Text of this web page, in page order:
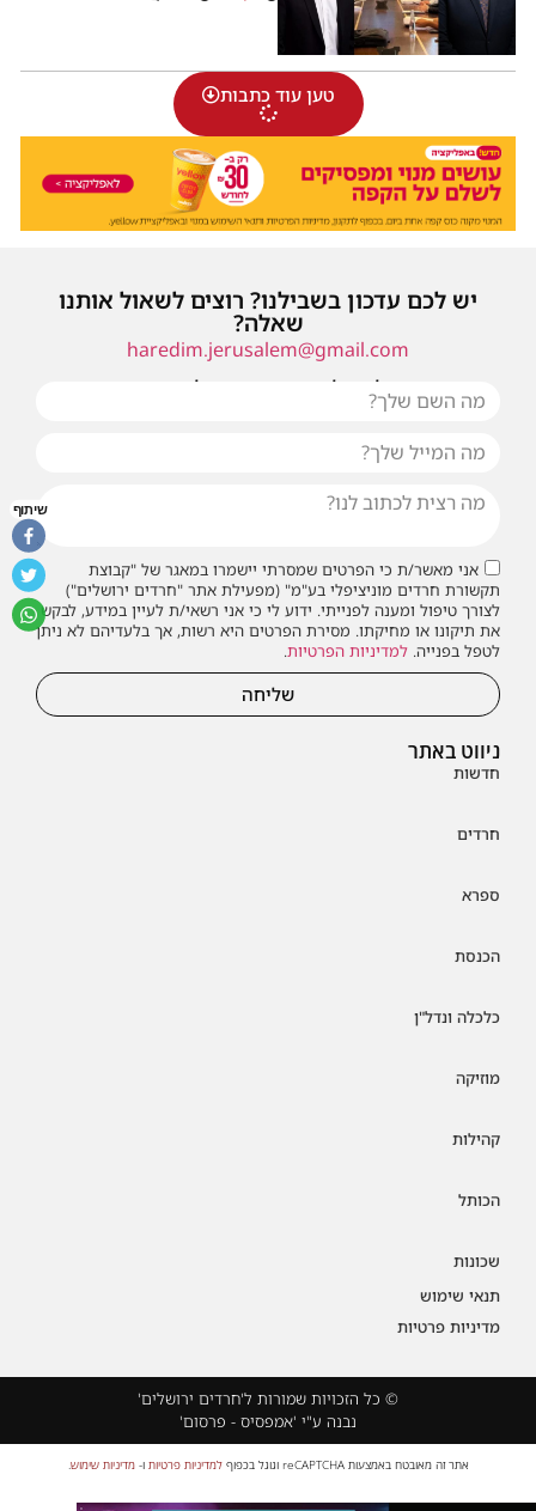
טען עוד כתבות
ניווט באתר
חדשות
חרדים
ספרא
הכנסת
כלכלה ונדל"ן
מוזיקה
קהילות
הכותל
שכונות
תנאי שימוש
מדיניות פרטיות
יש לכם עדכון בשבילנו? רוצים לשאול אותנו
שאלה?
haredim.jerusalem@gmail.com
או שילחו אלינו פנייה ונחזור אליכם בהקדם
אני מאשר/ת כי הפרטים שמסרתי יישמרו במאגר של "קבוצת
תקשורת חרדים מוניציפלי בע"מ" (מפעילת אתר "חרדים ירושלים")
לצורך טיפול ומענה לפנייתי. ידוע לי כי אני רשאי/ת לעיין במידע, לבקש
את תיקונו או מחיקתו. מסירת הפרטים היא רשות, אך בלעדיהם לא ניתן
לטפל בפנייה. למדיניות הפרטיות.
שליחה
© כל הזכויות שמורות ל'חרדים ירושלים'
נבנה ע"י 'אמפסיס - פרסום'
אתר זה מאובטח באמצעות reCAPTCHA וגוגל בכפוף למדיניות פרטיות ו-מדיניות שימוש
שיתוף